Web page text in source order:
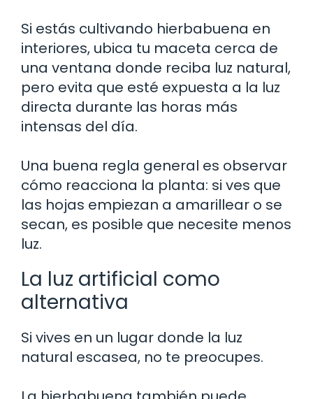
Si estás cultivando hierbabuena en
interiores, ubica tu maceta cerca de
una ventana donde reciba luz natural,
pero evita que esté expuesta a la luz
directa durante las horas más
intensas del día.
Una buena regla general es observar
cómo reacciona la planta: si ves que
las hojas empiezan a amarillear o se
secan, es posible que necesite menos
luz.
La luz artificial como
alternativa
Si vives en un lugar donde la luz
natural escasea, no te preocupes.